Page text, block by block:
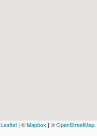
Leaflet | ©Mapbox | ©OpenStreetMap